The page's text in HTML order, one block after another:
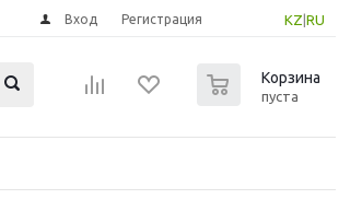
KZ RU
Вход Регистрация
Корзина
пуста